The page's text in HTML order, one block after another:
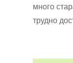
много
трудно